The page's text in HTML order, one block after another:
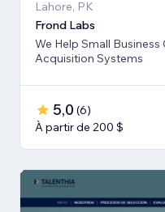
Lahore, PK
Frond Labs
We Help Small
Acquisition Systems
5,0 (6)
À partir de 200 $